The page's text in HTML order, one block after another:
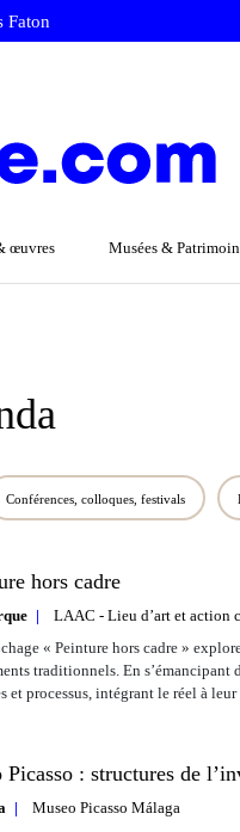
Faton
œuvres Musées &
Conférences, colloques, festivals
hors cadre
LAAC - Lieu d’art et action
« Peinture hors cadre »
traditionnels. En s’émancipant
et processus, intégrant le réel à
Picasso : structures de
Museo Picasso Málaga